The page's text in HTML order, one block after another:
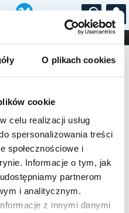
O plikach cookies
cookie
celu realizacji usług
spersonalizowania treści
społecznościowe i
Informacje o tym, jak
partnerom
i analitycznym.
z innymi danymi
...
STAND-UP
na wydarzenie